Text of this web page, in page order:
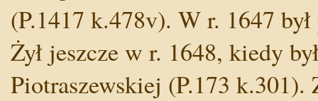
(P.1417 k.478v). W r. 1647
Żył jeszcze w r. 1648, kiedy
Piotraszewskiej (P.173